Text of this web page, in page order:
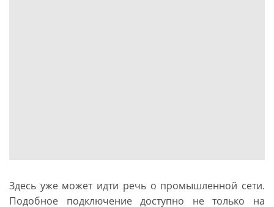
Здесь уже может идти речь о промышленной сети.
Подобное подключение доступно не только на